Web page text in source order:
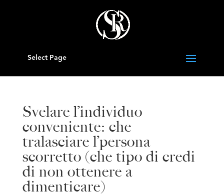
Select Page
Svelare l’individuo
conveniente: che
tralasciare l’persona
scorretto (che tipo di credi
di non ottenere a
dimenticare)